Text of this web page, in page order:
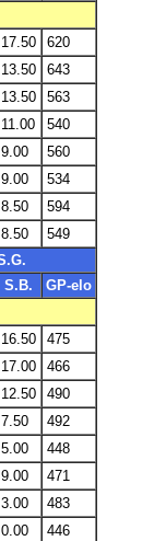
17.50
620
13.50
643
13.50
563
11.00
540
9.00
560
9.00
534
8.50
594
8.50
549
S.B.
GP-elo
16.50
475
17.00
466
12.50
490
7.50
492
5.00
448
9.00
471
3.00
483
0.00
446